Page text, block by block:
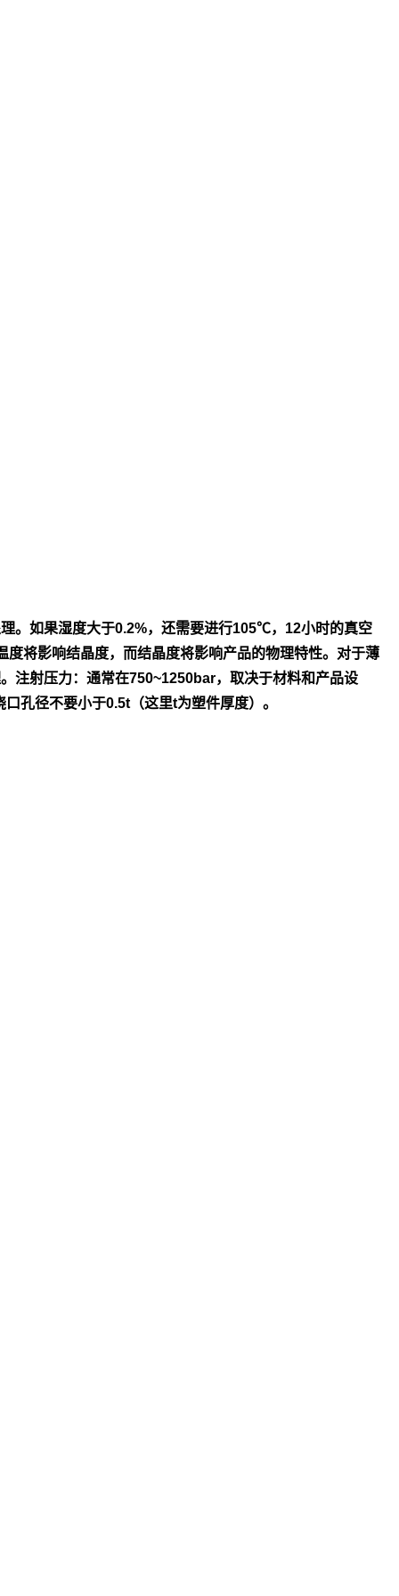
理。如果湿度大于0.2%，还需要进行105℃，12小时的真空
度将影响结晶度，而结晶度将影响产品的物理特性。对于薄
注射压力：通常在750~1250bar，取决于材料和产品设
口孔径不要小于0.5t（这里t为塑件厚度）。